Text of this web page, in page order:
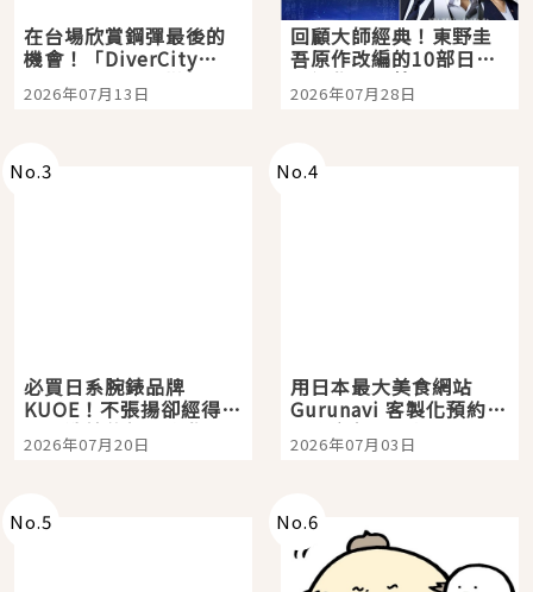
在台場欣賞鋼彈最後的
機會！「DiverCity
Tokyo Plaza」搭船、
購物、美食及夜景，一
2026年07月13日
回顧大師經典！東野圭
吾原作改編的10部日本
影視作品推薦
2026年07月28日
No.3
必買日系腕錶品牌
KUOE！不張揚卻經得起
時間洗鍊的經典之作五
選
2026年07月20日
No.4
用日本最大美食網站
Gurunavi 客製化預約九
大都市餐廳，打造專屬
美食體驗！
2026年07月03日
No.5 No.6